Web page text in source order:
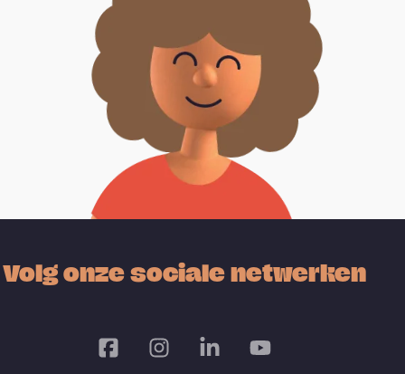
Volg onze sociale netwerken